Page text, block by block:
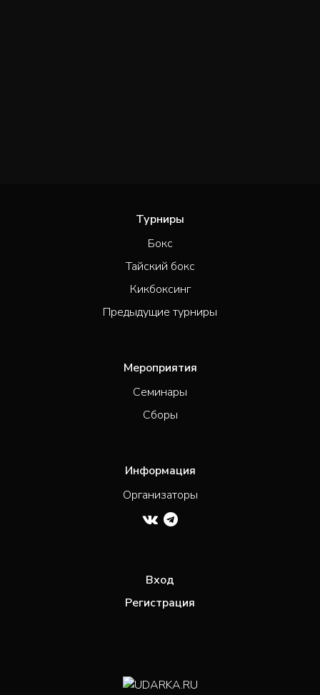
Турниры
Бокс
Тайский бокс
Кикбоксинг
Предыдущие турниры
Мероприятия
Семинары
Сборы
Информация
Организаторы
Вход
Регистрация